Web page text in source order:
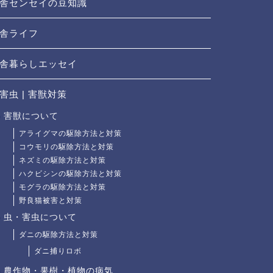
センセイの豆知識
ライフ
暮らしエッセイ
虫 | 害獣対策
害獣について
アライグマの駆除方法と対策
コウモリの駆除方法と対策
ネズミの駆除方法と対策
ハクビシンの駆除方法と対策
モグラの駆除方法と対策
野良猫被害と対策
虫・害虫について
ダニの駆除方法と対策
ダニ捕りロボ
農作物・果樹・植物の病気